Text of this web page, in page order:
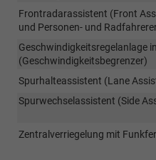
Frontradarassistent (Front
und Personen- und
Geschwindigkeitsregelanlage
(Geschwindigkeitsbegrenzer)
Spurhalteassistent (Lane
Spurwechselassistent (Side
Zentralverriegelung mit